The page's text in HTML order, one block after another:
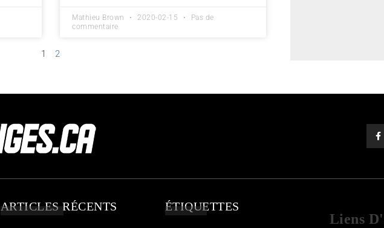
Mathieu Brown 2020-02-15
Pas de
commentaire
1 2
ARTICLES RÉCENTS ÉTIQUETTES
Liens